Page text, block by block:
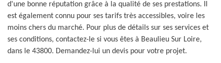
d'une bonne réputation grâce à la qualité de ses prestations. Il
est également connu pour ses tarifs très accessibles, voire les
moins chers du marché. Pour plus de détails sur ses services et
ses conditions, contactez-le si vous êtes à Beaulieu Sur Loire,
dans le 43800. Demandez-lui un devis pour votre projet.